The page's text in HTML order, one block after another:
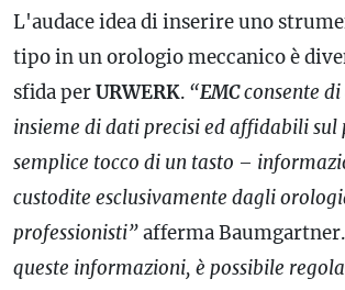
L'audace idea di inserire uno
tipo in un orologio meccanico è
sfida perURWERK. “EMCconsente
insieme di dati precisi ed affidabili sul
semplice tocco di un tasto –
custodite esclusivamente dagli
professionisti”afferma Baumgartner.
queste informazioni, è possibile